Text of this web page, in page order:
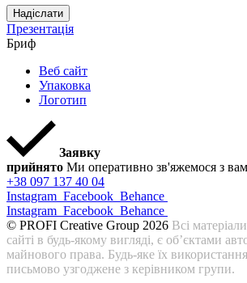
Надіслати
Презентація
Бриф
Веб сайт
Упаковка
Логотип
Заявку
прийнято Ми оперативно зв'яжемося з
+38 097 137 40 04
Instagram Facebook Behance
Instagram Facebook Behance
© PROFI Creative Group 2026 Всі
сайті в будь-якому вигляді, є об’єктами
майнового права. Будь-яке їх
письмово узгоджене з керівником групи.